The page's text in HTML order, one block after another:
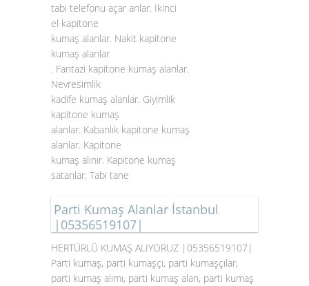
tabi telefonu açar anlar. İkinci
el kapitone
kumaş alanlar. Nakit kapitone
kumaş alanlar
. Fantazi kapitone kumaş alanlar.
Nevresimlik
kadife kumaş alanlar. Giyimlik
kapitone kumaş
alanlar. Kabanlık kapitone kumaş
alanlar. Kapitone
kumaş alınır. Kapitone kumaş
satanlar. Tabi tane
Parti Kumaş Alanlar İstanbul
|05356519107|
HERTÜRLÜ KUMAŞ ALIYORUZ |05356519107|
Parti kumaş, parti kumaşçı, parti kumaşçılar,
parti kumaş alımı, parti kumaş alan, parti kumaş